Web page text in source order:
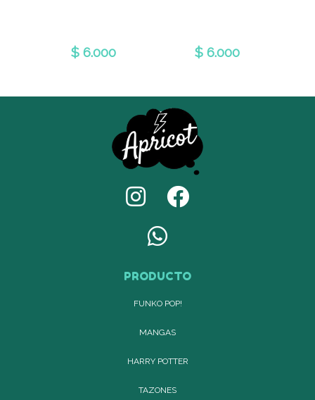
$ 6.000 $ 6.000
PRODUCTO
FUNKO POP!
MANGAS
HARRY POTTER
TAZONES